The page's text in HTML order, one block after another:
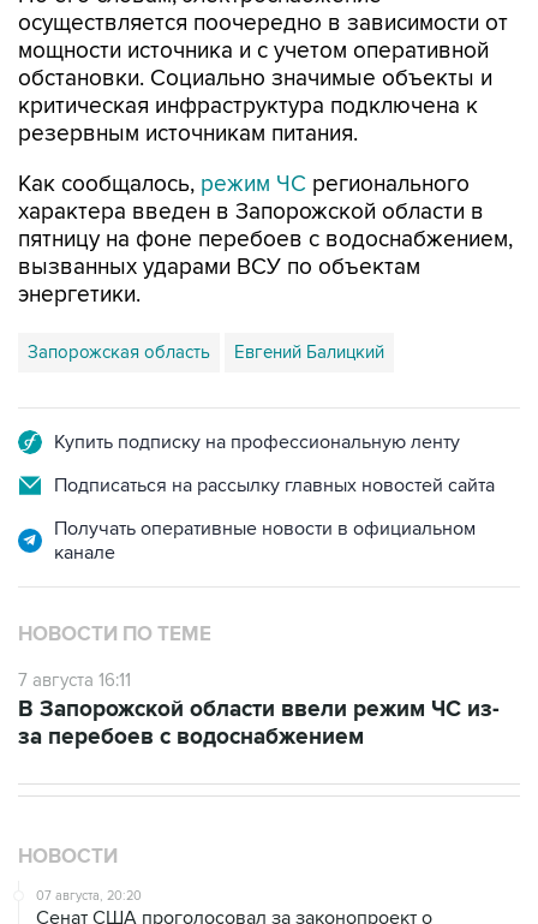
обстановки. Социально значимые объекты и
критическая инфраструктура подключена к
резервным источникам питания.
Как сообщалось,режим ЧСрегионального
пятницу на фоне перебоев с водоснабжением,
вызванных ударами ВСУ по объектам
энергетики.
Запорожская область
Подписаться на рассылку главных новостей сайта
Получать оперативные новости в официальном
канале
НОВОСТИ ПО ТЕМЕ
7 августа 16:11
за перебоев с водоснабжением
07 августа, 20:20
Сенат США проголосовал за законопроект о
дополнительных антироссийских санкциях